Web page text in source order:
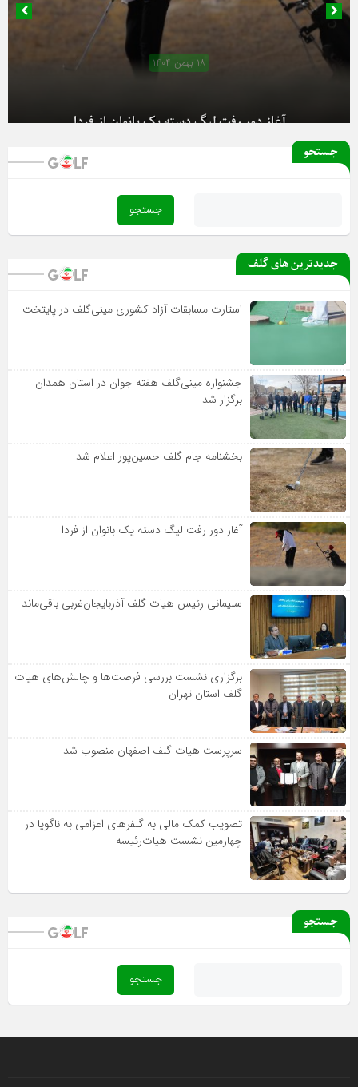
۱۸ بهمن ۱۴۰۴
جستجو
جدیدترین های گلف
استارت مسابقات آزاد کشوری مینی‌گلف در پایتخت
جشنواره مینی‌گلف هفته جوان در استان همدان
برگزار شد
بخشنامه جام گلف حسین‌پور اعلام شد
آغاز دور رفت لیگ دسته یک بانوان از فردا
سلیمانی رئیس هیات گلف آذربایجان‌غربی باقی‌ماند
برگزاری نشست بررسی فرصت‌ها و چالش‌های هیات
گلف استان تهران
سرپرست هیات گلف اصفهان منصوب شد
تصویب کمک مالی به گلفرهای اعزامی به ناگویا در
چهارمین نشست هیات‌رئیسه
جستجو